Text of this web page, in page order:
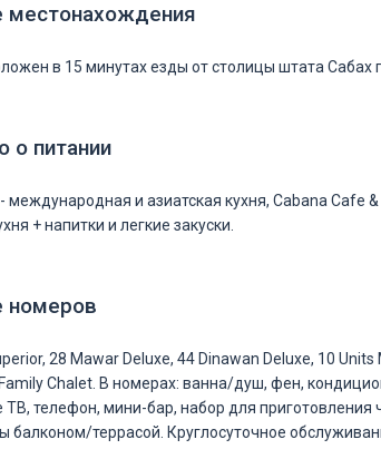
местонахождения
в 15 минутах езды от столицы штата Сабах
о питании
международная и азиатская кухня, Cabana Cafe
+ напитки и легкие закуски.
номеров
28 Mawar Deluxe, 44 Dinawan Deluxe, 10 Units
Chalet. В номерах: ванна/душ, фен,
ТВ, телефон, мини-бар, набор для приготовления
балконом/террасой. Круглосуточное